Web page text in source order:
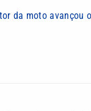
da moto avançou